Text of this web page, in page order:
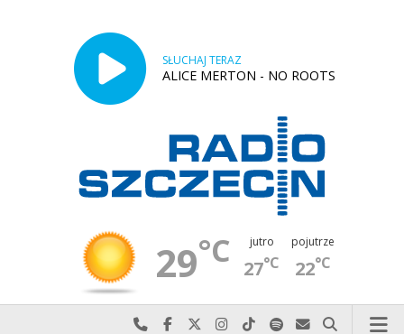
SŁUCHAJ TERAZ
ALICE MERTON - NO ROOTS
29°C jutro
27°C
pojutrze
22°C
Najlepiej po prostu do nas zadzwoń
Odwiedź nas na Facebook-u
Odwiedź nas na X
Odwiedź nas na Instagram-ie
Odwiedź nas na TikTok-u
Szukaj nas na Spotify
Wyślij do nas
Szukaj